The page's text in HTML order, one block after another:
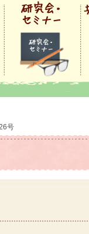
研究会・セミナー
号